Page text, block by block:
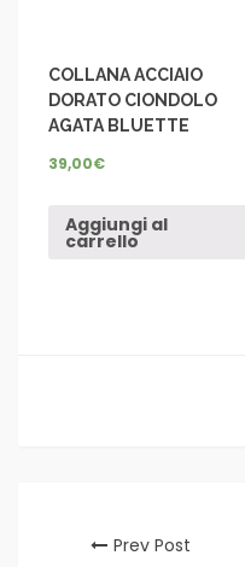
COLLANA ACCIAIO
DORATO CIONDOLO
AGATA BLUETTE
39,00€
Aggiungi al
carrello
Prev Post